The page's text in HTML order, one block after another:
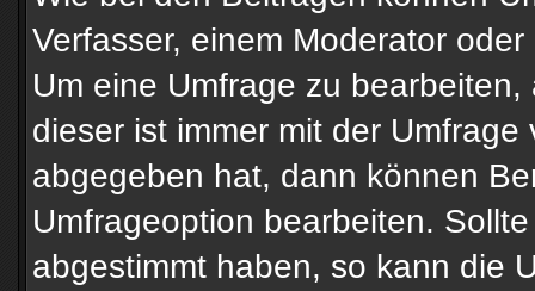
Verfasser, einem Moderator
Um eine Umfrage zu
dieser ist immer mit der
abgegeben hat, dann können
Umfrageoption bearbeiten.
abgestimmt haben, so kann die